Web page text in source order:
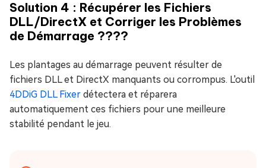
Solution 4 : Récupérer les Fichiers
DLL/DirectX et Corriger les Problèmes
de Démarrage ????
Les plantages au démarrage peuvent résulter de
fichiers DLL et DirectX manquants ou corrompus. L'outil
4DDiG DLL Fixer détectera et réparera
automatiquement ces fichiers pour une meilleure
stabilité pendant le jeu.